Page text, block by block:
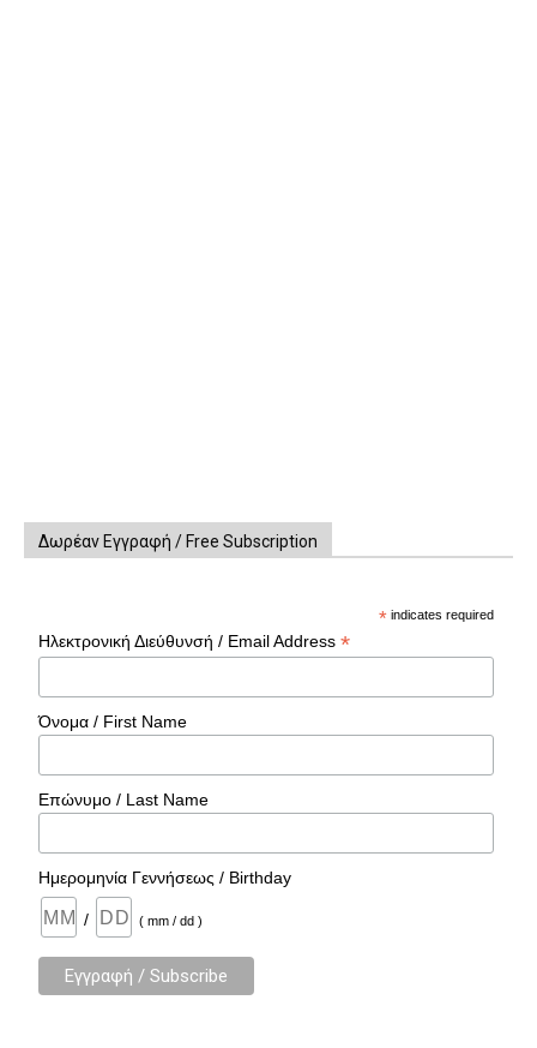
Δωρέαν Εγγραφή / Free Subscription
* indicates required
Ηλεκτρονική Διεύθυνσή / Email Address*
Όνομα / First Name
Επώνυμο / Last Name
Ημερομηνία Γεννήσεως / Birthday
/ ( mm / dd )